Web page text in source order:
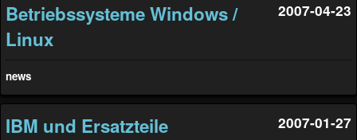
Betriebssysteme Windows /
Linux
2007-04-23
news
IBM und Ersatzteile 2007-01-27